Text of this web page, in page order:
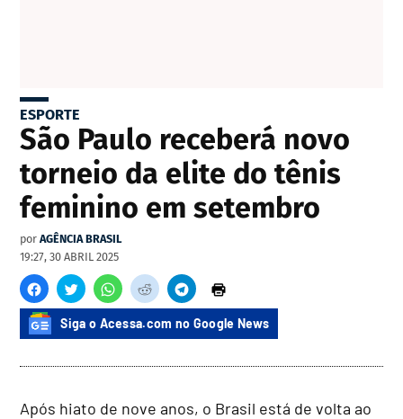
ESPORTE
São Paulo receberá novo
torneio da elite do tênis
feminino em setembro
por AGÊNCIA BRASIL
19:27, 30 ABRIL 2025
Siga o Acessa.com no Google News
Após hiato de nove anos, o Brasil está de volta ao